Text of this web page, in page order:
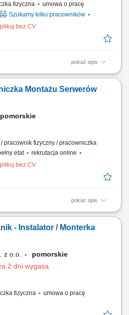
fizyczna
umowa o pracę
Szukamy kilku pracowników
bez CV
pokaż opis
filtracji wody, Bieżąca obsługa
Montażu Serwerów
pomorskie
pracownik fizyczny / pracowniczka
etat
rekrutacja online
bez CV
pokaż opis
serwerów oraz urządzeń
norm jakościowych,
i terminowe przygotowywanie
- Instalator / Monterka
z o.o.
pomorskie
2 dni wygasa
fizyczna
umowa o pracę